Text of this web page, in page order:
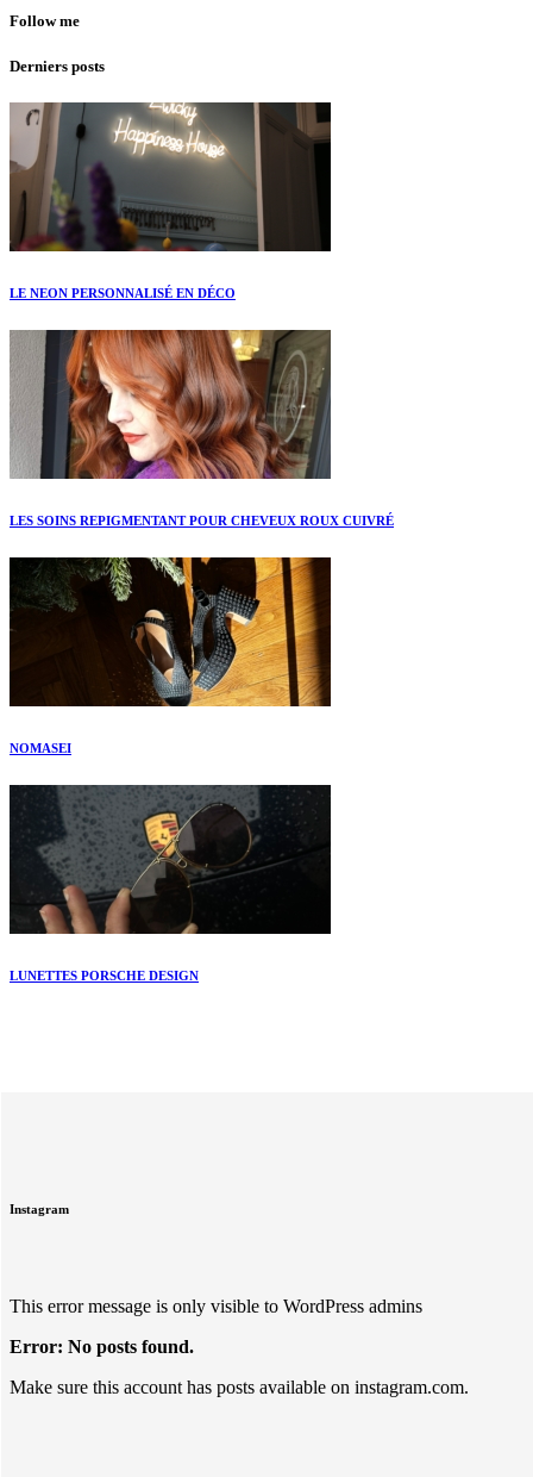
Follow me
Derniers posts
LE NEON PERSONNALISÉ EN DÉCO
LES SOINS REPIGMENTANT POUR CHEVEUX ROUX CUIVRÉ
NOMASEI
LUNETTES PORSCHE DESIGN
Instagram
This error message is only visible to WordPress admins
Error: No posts found.
Make sure this account has posts available on instagram.com.